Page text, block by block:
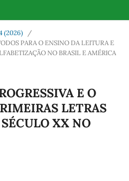
(2026)
/
PARA O ENSINO DA LEITURA E
NO BRASIL E AMÉRICA
E O
LETRAS
XX NO